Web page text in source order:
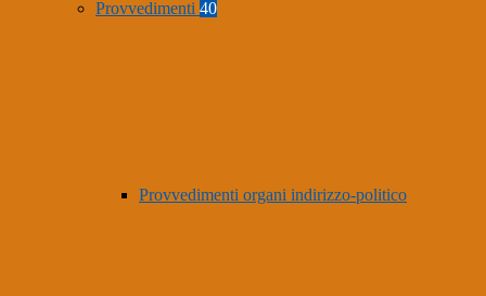
Provvedimenti 40
Provvedimenti organi indirizzo-politico